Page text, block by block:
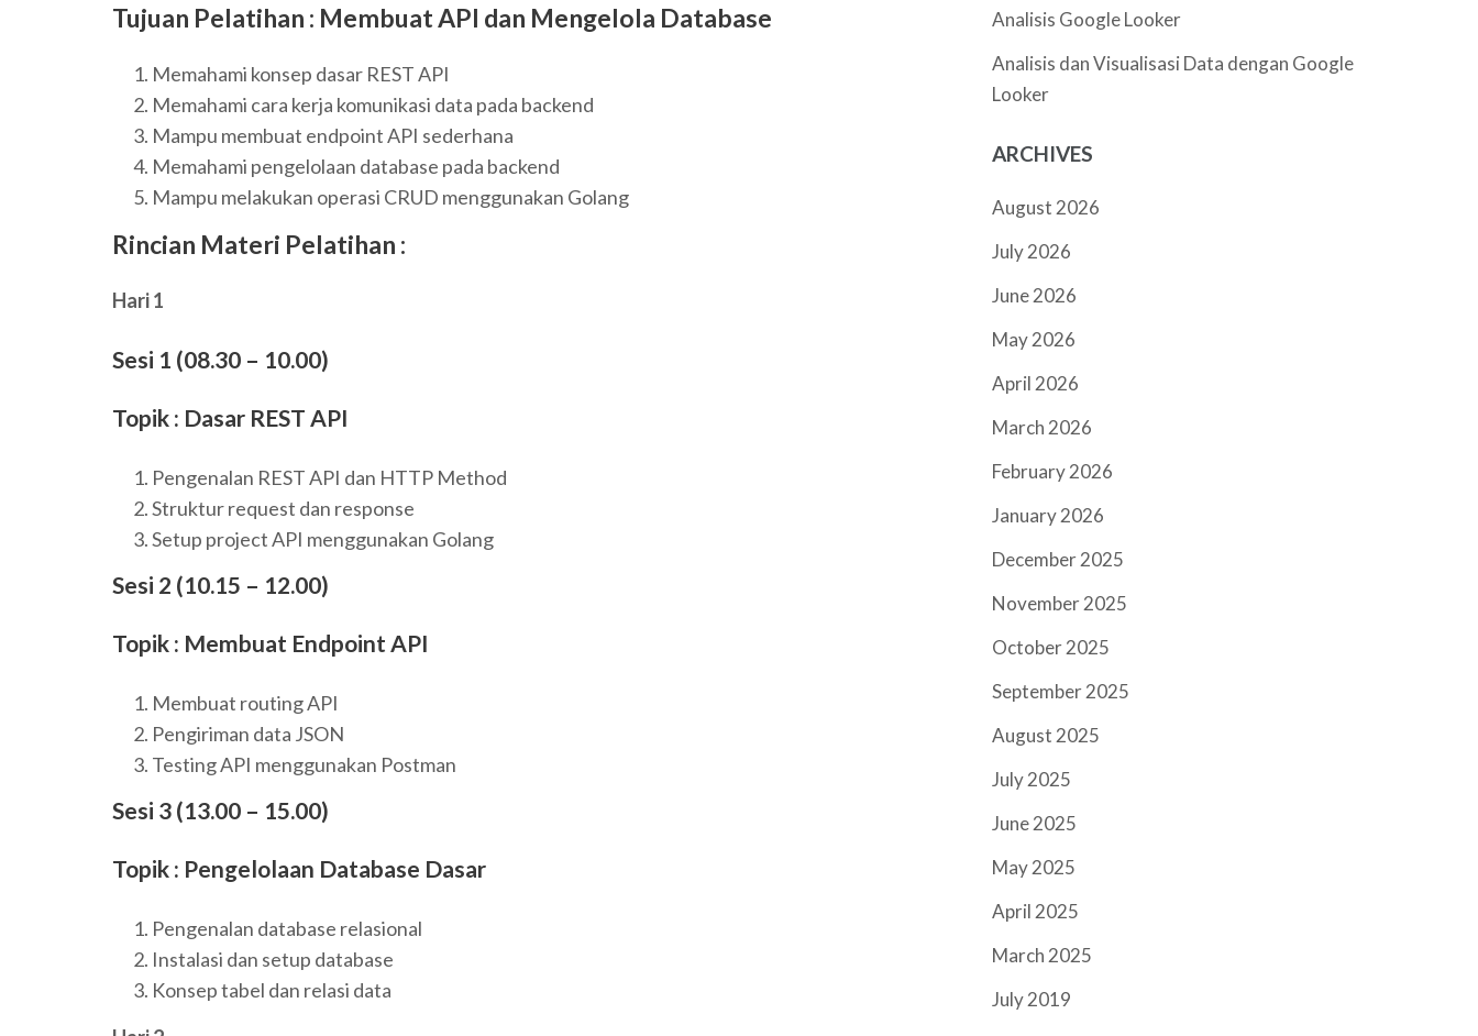
Tujuan Pelatihan : Membuat API dan Mengelola Database
Memahami konsep dasar REST API
Memahami cara kerja komunikasi data pada backend
Mampu membuat endpoint API sederhana
Memahami pengelolaan database pada backend
Mampu melakukan operasi CRUD menggunakan Golang
Rincian Materi Pelatihan :
Hari 1
Sesi 1 (08.30 – 10.00)
Topik : Dasar REST API
Pengenalan REST API dan HTTP Method
Struktur request dan response
Setup project API menggunakan Golang
Sesi 2 (10.15 – 12.00)
Topik : Membuat Endpoint API
Membuat routing API
Pengiriman data JSON
Testing API menggunakan Postman
Sesi 3 (13.00 – 15.00)
Topik : Pengelolaan Database Dasar
Pengenalan database relasional
Instalasi dan setup database
Konsep tabel dan relasi data
Analisis Google Looker
Analisis dan Visualisasi Data dengan Google
Looker
ARCHIVES
August 2026
July 2026
June 2026
May 2026
April 2026
March 2026
February 2026
January 2026
December 2025
November 2025
October 2025
September 2025
August 2025
July 2025
June 2025
May 2025
April 2025
March 2025
July 2019